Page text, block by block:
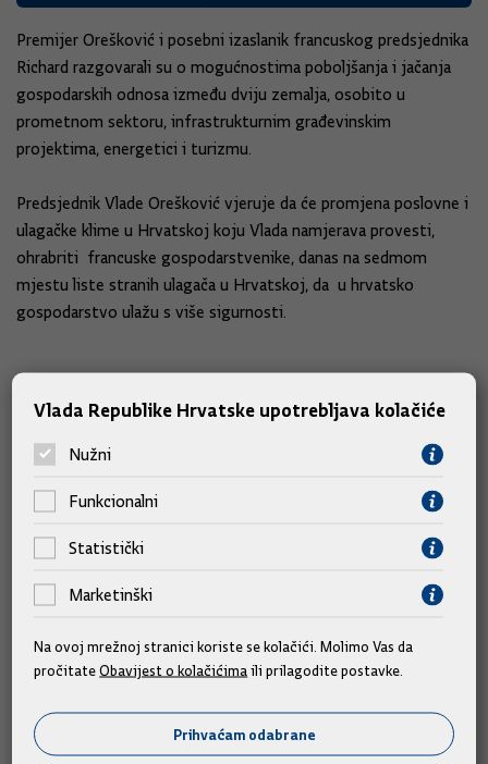
Premijer Orešković i posebni izaslanik francuskog predsjednika
Richard razgovarali su o mogućnostima poboljšanja i jačanja
gospodarskih odnosa između dviju zemalja, osobito u
prometnom sektoru, infrastrukturnim građevinskim
projektima, energetici i turizmu.
Predsjednik Vlade Orešković vjeruje da će promjena poslovne i
ulagačke klime u Hrvatskoj koju Vlada namjerava provesti,
ohrabriti francuske gospodarstvenike, danas na sedmom
mjestu liste stranih ulagača u Hrvatskoj, da u hrvatsko
gospodarstvo ulažu s više sigurnosti.
Foto galerija
Slične vijesti
Vlada Republike Hrvatske upotrebljava kolačiće
Nužni
Funkcionalni
Statistički
Marketinški
Na ovoj mrežnoj stranici koriste se kolačići. Molimo Vas da
pročitateObavijest o kolačićima ili prilagodite postavke.
Prihvaćam odabrane